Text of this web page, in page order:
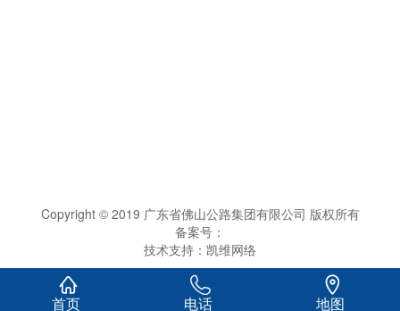
Copyright © 2019 广东省佛山公路集团有限公司 版权所有
备案号：
技术支持： 凯维网络

首页

电话

地图0.172305s